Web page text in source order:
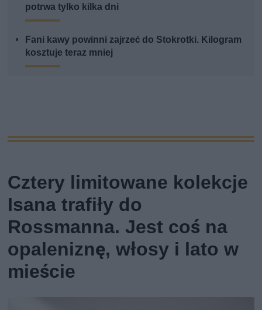
potrwa tylko kilka dni
Fani kawy powinni zajrzeć do Stokrotki. Kilogram
kosztuje teraz mniej
Cztery limitowane kolekcje
Isana trafiły do
Rossmanna. Jest coś na
opaleniznę, włosy i lato w
mieście